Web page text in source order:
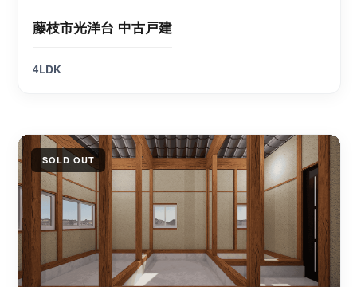
藤枝市光洋台 中古戸建
4LDK
SOLD OUT